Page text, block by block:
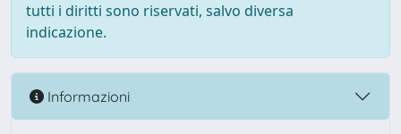
tutti i diritti sono riservati, salvo diversa
indicazione.
Informazioni